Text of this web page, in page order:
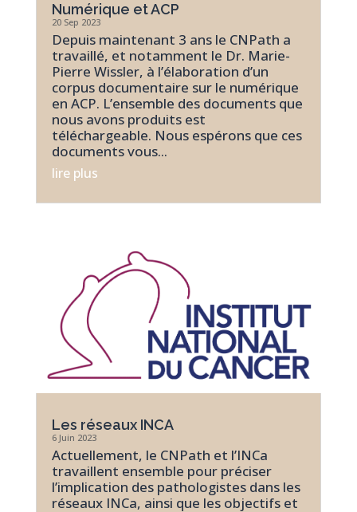
Numérique et ACP
20 Sep 2023
Depuis maintenant 3 ans le CNPath a
travaillé, et notamment le Dr. Marie-
Pierre Wissler, à l’élaboration d’un
corpus documentaire sur le numérique
en ACP. L’ensemble des documents que
nous avons produits est
téléchargeable. Nous espérons que ces
documents vous...
lire plus
Les réseaux INCA
6 Juin 2023
Actuellement, le CNPath et l’INCa
travaillent ensemble pour préciser
l’implication des pathologistes dans les
réseaux INCa, ainsi que les objectifs et